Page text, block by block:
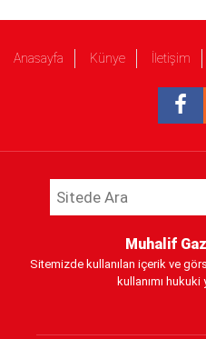
Anasayfa Künye İletişim
Muhalif
Sitemizde kullanılan içerik ve
kullanımı hukuki